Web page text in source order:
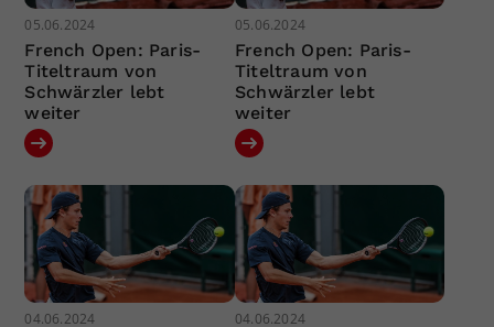
05.06.2024
French Open: Paris-
Titeltraum von
Schwärzler lebt
weiter
05.06.2024
French Open: Paris-
Titeltraum von
Schwärzler lebt
weiter
04.06.2024 04.06.2024